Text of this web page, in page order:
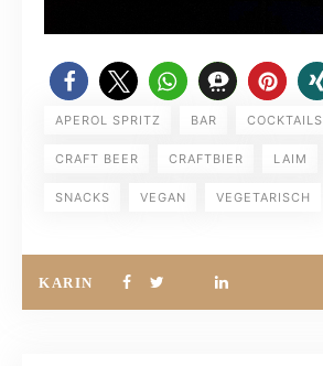
APEROL SPRITZ BAR COCKTAILS
CRAFT BEER CRAFTBIER LAIM
SNACKS VEGAN VEGETARISCH
KARIN